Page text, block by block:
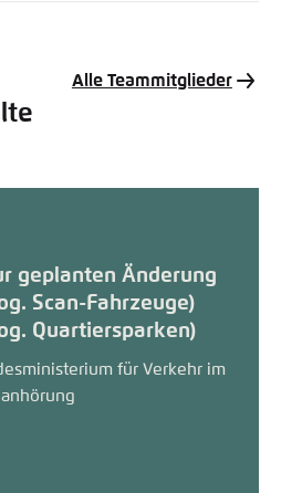
Alle Teammitglieder
geplanten Änderung
Scan-Fahrzeuge)
Quartiersparken)
für Verkehr im